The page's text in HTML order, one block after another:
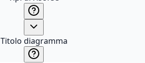
Titolo diagramma